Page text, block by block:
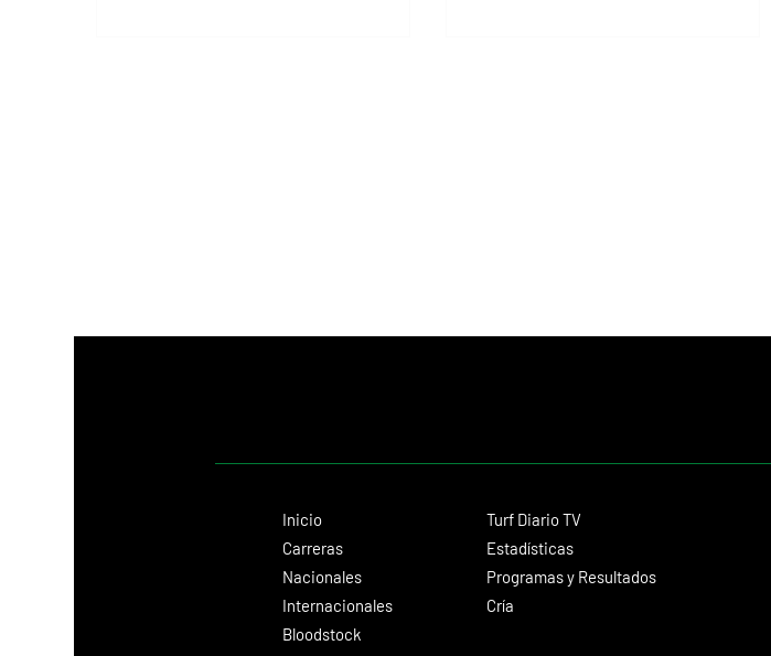
Inicio
Carreras
Nacionales
Internacionales
Bloodstock
Turf Diario TV
Estadísticas
Programas y Resultados
Cría